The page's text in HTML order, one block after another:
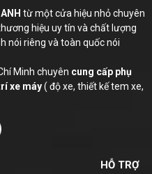
từ một cửa hiệu nhỏ chuyên
hiệu uy tín và chất lượng
nói riêng và toàn quốc nói
Minh chuyên cung cấp phụ
xe máy( độ xe, thiết kế tem xe,
HỖ TRỢ